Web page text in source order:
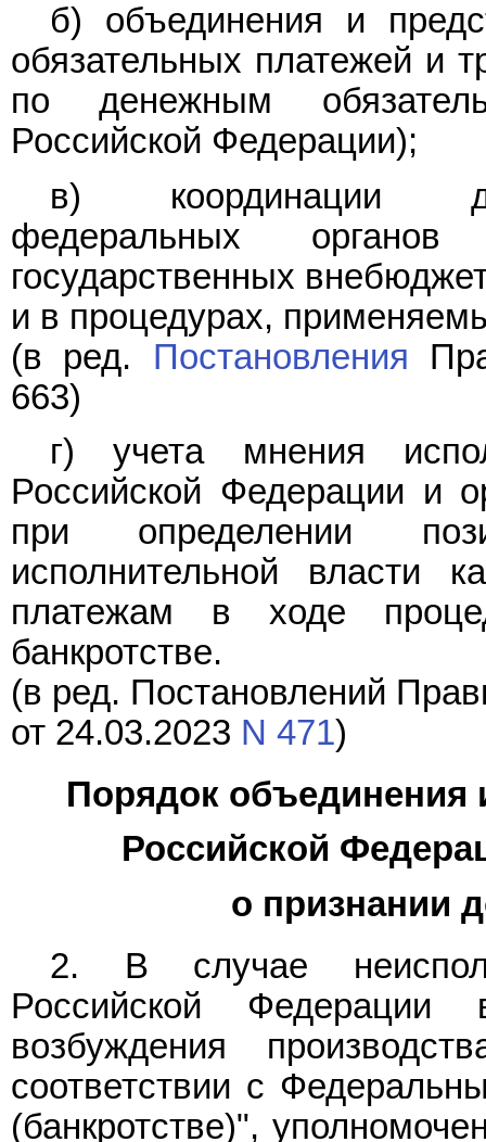
б) объединения и
обязательных платежей и
по денежным
Российской Федерации);
в) координации
федеральных
государственных
и в процедурах,
(в ред. Постановления
663)
г) учета мнения
Российской Федерации и
при определении
исполнительной власти
платежам в ходе
банкротстве.
(в ред. Постановлений
от 24.03.2023 N 471)
Порядок объединения
Российской
о признании
2. В случае
Российской
возбуждения
соответствии с
(банкротстве)",